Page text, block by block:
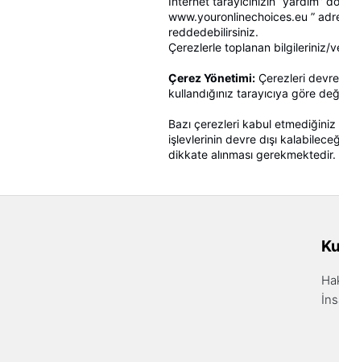
www.youronlinechoices.eu ”
reddedebilirsiniz.
Çerezlerle toplanan bilgileriniz/
Çerez Yönetimi: Çerezleri
kullandığınız tarayıcıya göre
Bazı çerezleri kabul
işlevlerinin devre dışı
dikkate alınması gerekmektedir.